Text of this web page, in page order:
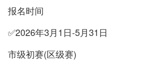
报名时间
✅2026年3月1日-5月31日
市级初赛(区级赛)